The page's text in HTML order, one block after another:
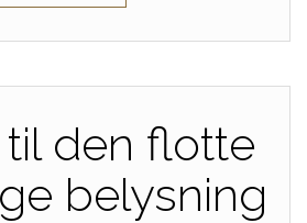
til den flotte
belysning